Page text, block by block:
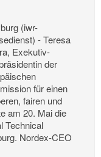
(iwr-
- Teresa
Exekutiv-
der
für einen
fairen und
am 20. Mai die
Technical
Nordex-CEO